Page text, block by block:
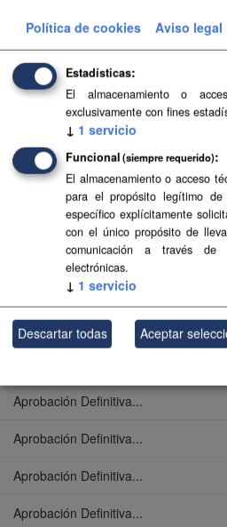
Aprobación Definitiva...
Aprobación Definitiva...
Aprobación Definitiva...
Aprobación Definitiva...
Aprobación Definitiva...
Aprobación Definitiva...
Aprobación Definitiva...
Aprobación Definitiva...
Aprobación Definitiva...
Aprobación Definitiva...
Aprobación Definitiva...
Aprobación Definitiva...
Aprobación Definitiva...
Política de cookies Aviso legal
Estadísticas
El almacenamiento o
exclusivamente con fines
↓ 1 servicio
Funcional (siempre requerido)
El almacenamiento o acceso
para el propósito legítimo
específico explícitamente
con el único propósito de
comunicación a través de
electrónicas.
↓ 1 servicio
Descartar todas Aceptar